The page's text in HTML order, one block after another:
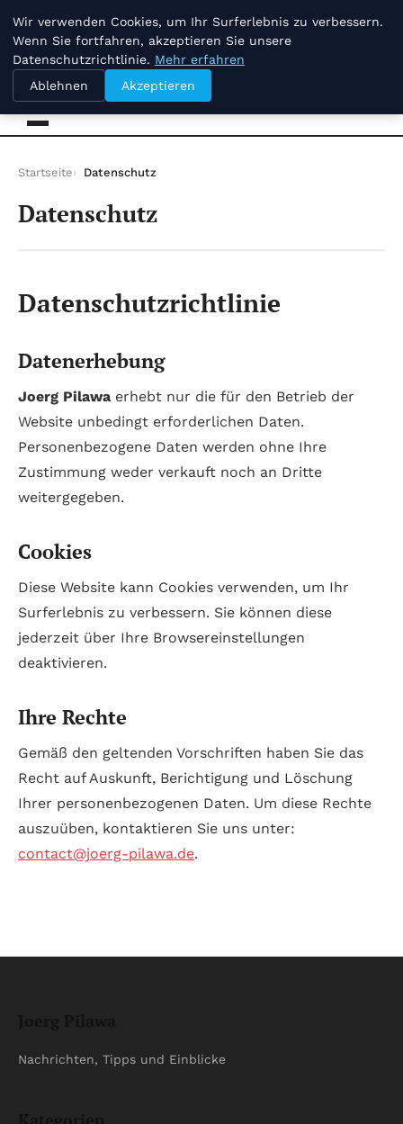
vendredi 7 août 2026
Joerg Pilawa
Startseite Datenschutz
Datenschutz
Datenschutzrichtlinie
Datenerhebung
Joerg Pilawa erhebt nur die für den Betrieb der
Website unbedingt erforderlichen Daten.
Personenbezogene Daten werden ohne Ihre
Zustimmung weder verkauft noch an Dritte
weitergegeben.
Cookies
Diese Website kann Cookies verwenden, um Ihr
Surferlebnis zu verbessern. Sie können diese
jederzeit über Ihre Browsereinstellungen
deaktivieren.
Ihre Rechte
Gemäß den geltenden Vorschriften haben Sie das
Recht auf Auskunft, Berichtigung und Löschung
Ihrer personenbezogenen Daten. Um diese Rechte
auszuüben, kontaktieren Sie uns unter:
contact@joerg-pilawa.de.
Nachrichten, Tipps und Einblicke
Wir verwenden Cookies, um Ihr Surferlebnis zu verbessern.
Wenn Sie fortfahren, akzeptieren Sie unsere
Datenschutzrichtlinie. Mehr erfahren
Ablehnen
Akzeptieren